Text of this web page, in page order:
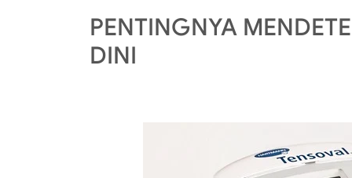
PENTINGNYA
DINI